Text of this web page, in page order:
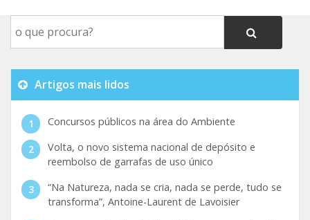
Artigos mais lidos
Concursos públicos na área do Ambiente
Volta, o novo sistema nacional de depósito e
reembolso de garrafas de uso único
“Na Natureza, nada se cria, nada se perde, tudo se
transforma”, Antoine-Laurent de Lavoisier